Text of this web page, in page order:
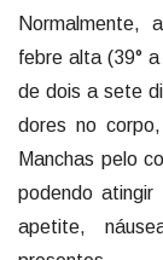
Normalmente,
febre alta (39°
de dois a sete
dores no
Manchas pelo
podendo
apetite,